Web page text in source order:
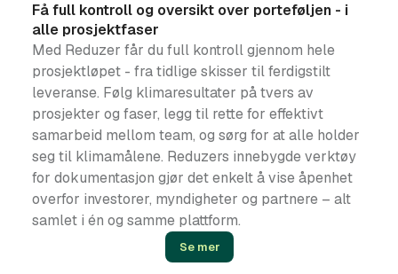
Få full kontroll og oversikt over porteføljen - i
alle prosjektfaser
Med Reduzer får du full kontroll gjennom hele
prosjektløpet - fra tidlige skisser til ferdigstilt
leveranse. Følg klimaresultater på tvers av
prosjekter og faser, legg til rette for effektivt
samarbeid mellom team, og sørg for at alle holder
seg til klimamålene. Reduzers innebygde verktøy
for dokumentasjon gjør det enkelt å vise åpenhet
overfor investorer, myndigheter og partnere – alt
samlet i én og samme plattform.
Se mer